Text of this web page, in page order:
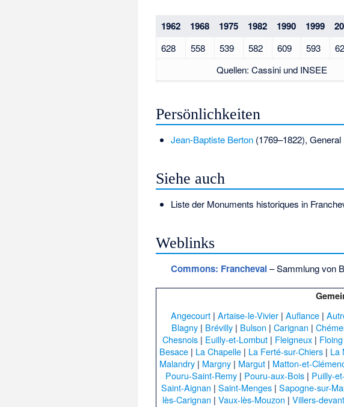
1962 1968 1975 1982 1990 1999
628 558 539 582 609 593
Quellen: Cassini und INSEE
Persönlichkeiten
Jean-Baptiste Berton(1769–1822), General
Siehe auch
Liste der Monuments historiques in
Weblinks
Commons: Francheval– Sammlung von
Angecourt |Artaise-le-Vivier |Auflance |
Blagny| Brévilly| Bulson | Carignan |
Chesnois | Euilly-et-Lombut | Fleigneux | Floing
Besace | La Chapelle | La Ferté-sur-Chiers | La
Malandry | Margny | Margut | Matton-et-
Pouru-Saint-Remy | Pouru-aux-Bois | Puilly-
Saint-Aignan |Saint-Menges |Sapogne-sur-
lès-Carignan |Vaux-lès-Mouzon |Villers-